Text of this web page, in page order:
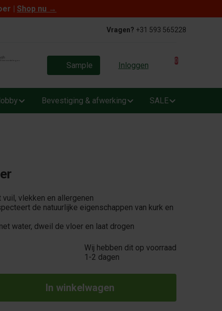
| Shop nu →
Vragen? +31 593 565228
Sample Inloggen 0
Bevestiging & afwerking SALE
vlekken en allergenen
de natuurlijke eigenschappen van kurk en
water, dweil de vloer en laat drogen
Wij hebben dit op voorraad
1-2 dagen